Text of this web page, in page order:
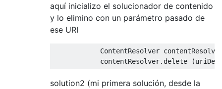
aquí inicializo el solucionador de contenido
y lo elimino con un parámetro pasado de
ese URI
ContentResolver
            contentResolver
. delete (
solution2 (mi primera solución, desde la